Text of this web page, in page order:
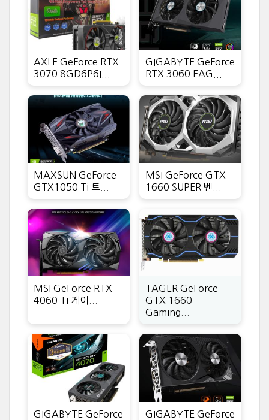
AXLE GeForce RTX
3070 8GD6P6I...
GIGABYTE GeForce
RTX 3060 EAG...
MAXSUN GeForce
GTX1050 Ti 트...
MSI GeForce GTX
1660 SUPER 벤...
MSI GeForce RTX
4060 Ti 게이...
TAGER GeForce
GTX 1660
Gaming...
GIGABYTE GeForce
GIGABYTE GeForce